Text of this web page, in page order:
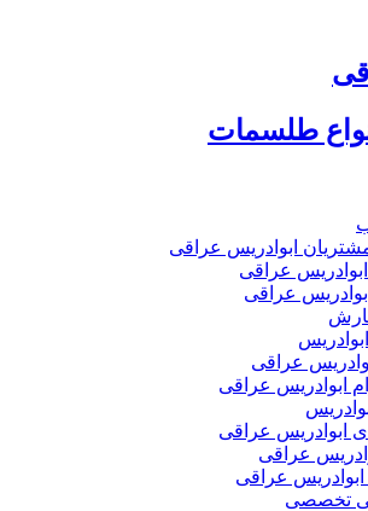
طلسمات
ابوادریس عراقی
عراقی
عراقی
عراقی
ابوادریس عراقی
ابوادریس عراقی
عراقی
عراقی
تخصصی